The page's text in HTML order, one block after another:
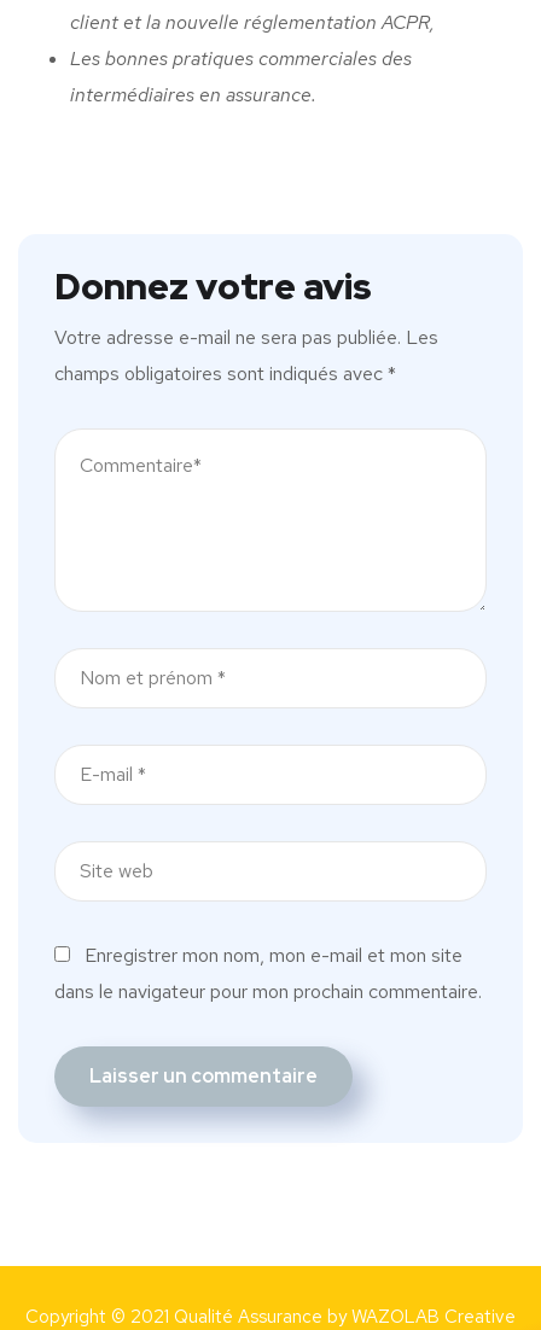
client et la nouvelle réglementation ACPR,
Les bonnes pratiques commerciales des
intermédiaires en assurance.
Donnez votre avis
Votre adresse e-mail ne sera pas publiée. Les
champs obligatoires sont indiqués avec*
Enregistrer mon nom, mon e-mail et mon site
dans le navigateur pour mon prochain commentaire.
Copyright © 2021 Qualité Assurance byWAZOLAB Creative